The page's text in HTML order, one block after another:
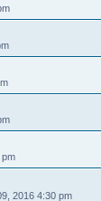
pm
2016 4:30 pm